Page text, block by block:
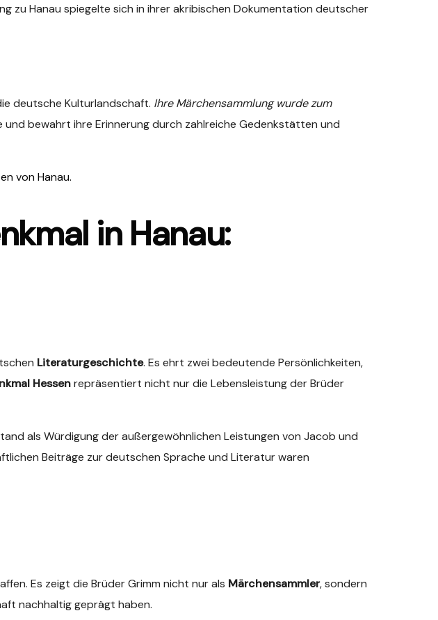
zu Hanau spiegelte sich in ihrer akribischen Dokumentation deutscher
deutsche Kulturlandschaft. Ihre Märchensammlung wurde zum
und bewahrt ihre Erinnerung durch zahlreiche Gedenkstätten und
von Hanau.
in Hanau:
Literaturgeschichte. Es ehrt zwei bedeutende Persönlichkeiten,
Hessenrepräsentiert nicht nur die Lebensleistung der Brüder
als Würdigung der außergewöhnlichen Leistungen von Jacob und
Beiträge zur deutschen Sprache und Literatur waren
Es zeigt die Brüder Grimm nicht nur als Märchensammler, sondern
nachhaltig geprägt haben.